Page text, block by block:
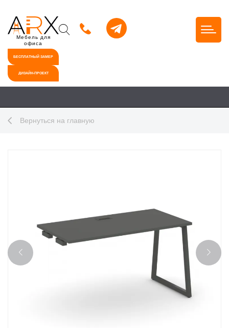
Мебель для
офиса
БЕСПЛАТНЫЙ ЗАМЕР
ДИЗАЙН-ПРОЕКТ
Вернуться на главную